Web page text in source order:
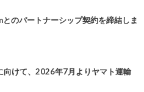
のパートナーシップ契約を締結しま
向けて、2026年7月よりヤマト運輸